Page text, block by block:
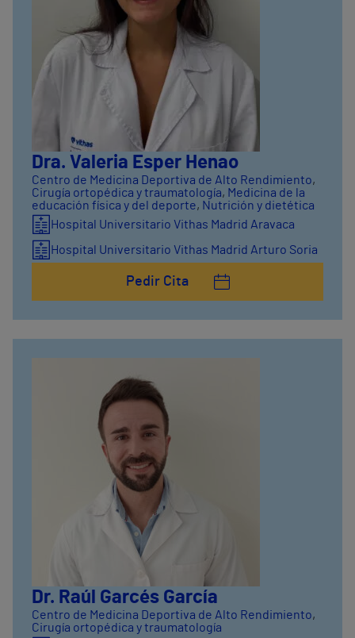
Dra. Valeria Esper Henao
Centro de Medicina Deportiva de Alto Rendimiento,
Cirugía ortopédica y traumatología, Medicina de la
educación física y del deporte, Nutrición y dietética
Hospital Universitario Vithas Madrid Aravaca
Hospital Universitario Vithas Madrid Arturo Soria
Pedir Cita
Dr. Raúl Garcés García
Centro de Medicina Deportiva de Alto Rendimiento,
Cirugía ortopédica y traumatología